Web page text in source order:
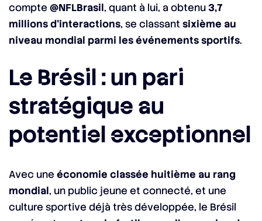
compte @NFLBrasil, quant à lui, a obtenu3,7
millions d’interactions, se classant sixième au
niveau mondial parmi les événements sportifs.
Le Brésil : un pari
stratégique au
potentiel exceptionnel
Avec une économie classée huitième au rang
mondial, un public jeune et connecté, et une
culture sportive déjà très développée, le Brésil